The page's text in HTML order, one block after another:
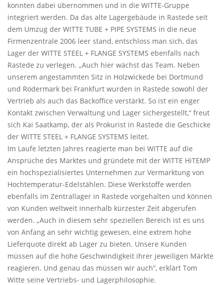
konnten dabei übernommen und in die WITTE-Gruppe
integriert werden. Da das alte Lagergebäude in Rastede seit
dem Umzug der WITTE TUBE + PIPE SYSTEMS in die neue
Firmenzentrale 2006 leer stand, entschloss man sich, das
Lager der WITTE STEEL + FLANGE SYSTEMS ebenfalls nach
Rastede zu verlegen. „Auch hier wächst das Team. Neben
unserem angestammten Sitz in Holzwickede bei Dortmund
und Rödermark bei Frankfurt wurden in Rastede sowohl der
Vertrieb als auch das Backoffice verstärkt. So ist ein enger
Kontakt zwischen Verwaltung und Lager sichergestellt,“ freut
sich Kai Saatkamp, der als Prokurist in Rastede die Geschicke
der WITTE STEEL + FLANGE SYSTEMS leitet.
Im Laufe letzten Jahres reagierte man bei WITTE auf die
Ansprüche des Marktes und gründete mit der WITTE HiTEMP
ein hochspezialisiertes Unternehmen zur Vermarktung von
Hochtemperatur-Edelstählen. Diese Werkstoffe werden
ebenfalls im Zentrallager in Rastede vorgehalten und können
von Kunden weltweit innerhalb kürzester Zeit abgerufen
werden. „Auch in diesem sehr speziellen Bereich ist es uns
von Anfang an sehr wichtig gewesen, eine extrem hohe
Lieferquote direkt ab Lager zu bieten. Unsere Kunden
müssen auf die hohe Geschwindigkeit ihrer jeweiligen Märkte
reagieren. Und genau das müssen wir auch“, erklärt Tom
Witte seine Vertriebs- und Lagerphilosophie.